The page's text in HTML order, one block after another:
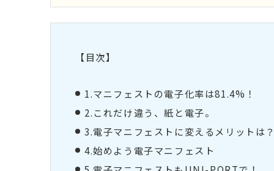
【目次】
1.マニフェストの電子化率は81.4%！
2.これだけ違う、紙と電子。
3.電子マニフェストに変えるメリットは
4.始めよう電子マニフェスト